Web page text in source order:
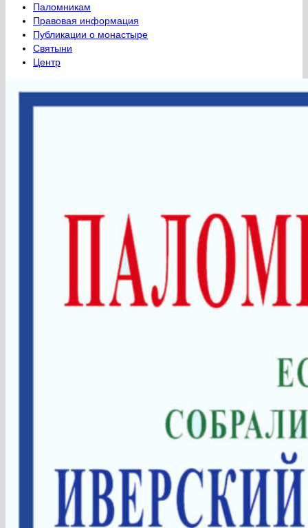
Паломникам
Правовая информация
Публикации о монастыре
Святыни
Центр